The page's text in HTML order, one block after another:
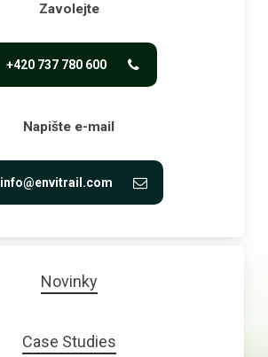
Zavolejte
+420 737 780 600
Napište e-mail
info@envitrail.com
Novinky
Case Studies